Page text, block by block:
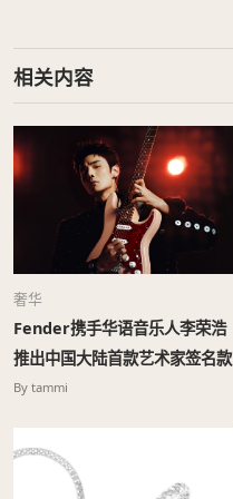
相关内容
奢华
Fender携手华语音乐人李荣浩
推出中国大陆首款艺术家签名款
Stratocaster®电吉他
By tammi